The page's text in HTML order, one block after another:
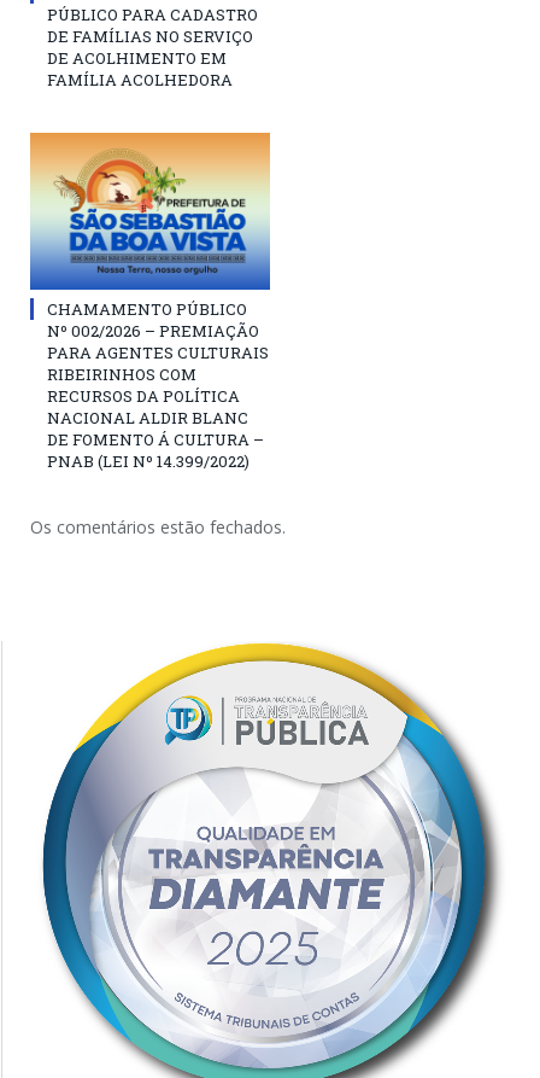
PÚBLICO PARA CADASTRO
DE FAMÍLIAS NO SERVIÇO
DE ACOLHIMENTO EM
FAMÍLIA ACOLHEDORA
CHAMAMENTO PÚBLICO
Nº 002/2026 – PREMIAÇÃO
PARA AGENTES CULTURAIS
RIBEIRINHOS COM
RECURSOS DA POLÍTICA
NACIONAL ALDIR BLANC
DE FOMENTO Á CULTURA –
PNAB (LEI Nº 14.399/2022)
Os comentários estão fechados.